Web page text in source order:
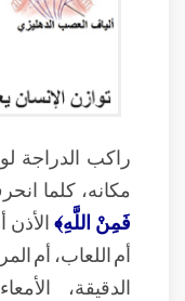
راكب الدراجة
مكانه، كلما
فَمِنْ اللَّهِ﴾الأذن
أم اللعاب، أم
الدقيقة،